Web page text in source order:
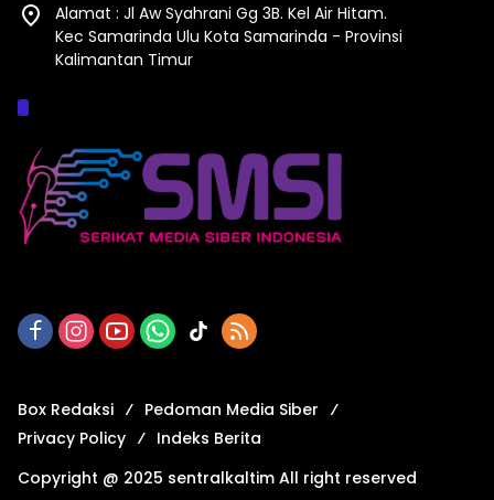
Alamat : Jl Aw Syahrani Gg 3B. Kel Air Hitam.
Kec Samarinda Ulu Kota Samarinda - Provinsi
Kalimantan Timur
Box Redaksi
Pedoman Media Siber
Privacy Policy
Indeks Berita
Copyright @ 2025 sentralkaltim All right reserved